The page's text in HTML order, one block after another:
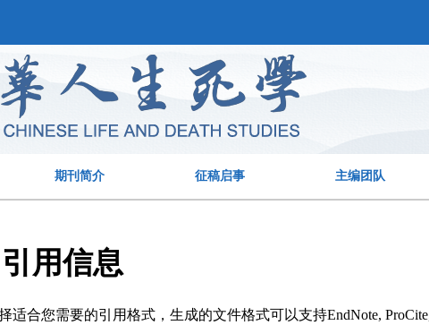
期刊简介 征稿启事 主编团队
用信息
适合您需要的引用格式，生成的文件格式可以支持EndNote, ProCite,